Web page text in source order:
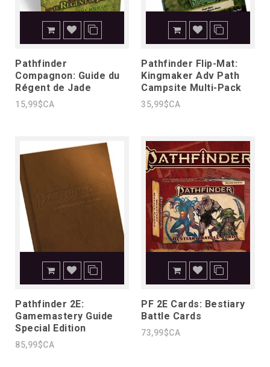
Pathfinder
Compagnon: Guide du
Régent de Jade
15,99$CA
Pathfinder Flip-Mat:
Kingmaker Adv Path
Campsite Multi-Pack
35,99$CA
Pathfinder 2E:
Gamemastery Guide
Special Edition
85,99$CA
PF 2E Cards: Bestiary
Battle Cards
73,99$CA